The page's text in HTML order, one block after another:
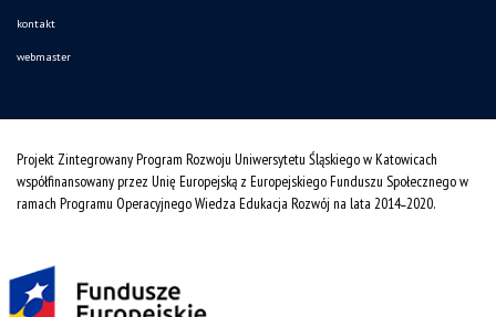
kontakt
webmaster
Projekt Zintegrowany Program Rozwoju Uniwersytetu Śląskiego w Katowicach
współfinansowany przez Unię Europejską z Europejskiego Funduszu Społecznego w
ramach Programu Operacyjnego Wiedza Edukacja Rozwój na lata 2014˗2020.